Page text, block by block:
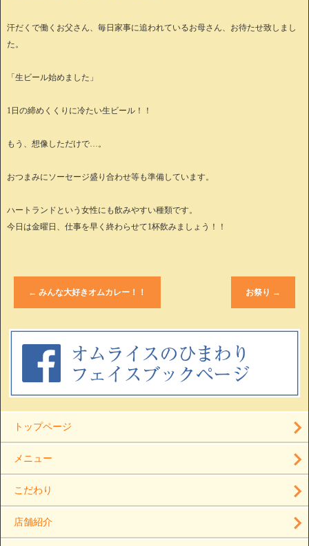
汗だくで働くお父さん、毎日家事に追われているお母さん、お待たせ致しまし
た。
「生ビール始めました」
1日の締めくくりに冷たい生ビール！！
もう、想像しただけで…。
おつまみにソーセージ盛り合わせ等も準備しています。
ハートランドという女性にも飲みやすい種類です。
今日は金曜日、仕事を早く終わらせて1杯飲みましょう！！
← みんな大好きオムカレー！！ お祭り →
トップページ
メニュー
こだわり
店舗紹介